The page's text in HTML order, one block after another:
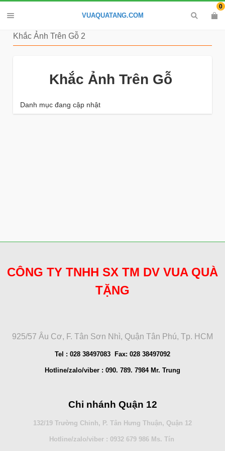
VUAQUATANG.COM
0
Khắc Ảnh Trên Gỗ 2
Khắc Ảnh Trên Gỗ
Danh mục đang cập nhật
CÔNG TY TNHH SX TM DV VUA QUÀ
TẶNG
925/57 Âu Cơ, F. Tân Sơn Nhì, Quận Tân Phú, Tp. HCM
Tel : 028 38497083 Fax: 028 38497092
Hotline/zalo/viber : 090. 789. 7984 Mr. Trung
Chi nhánh Quận 12
132/19 Trường Chinh, P. Tân Hưng Thuận, Quận 12
Hotline/zalo/viber : 0932 679 986 Ms. Tín